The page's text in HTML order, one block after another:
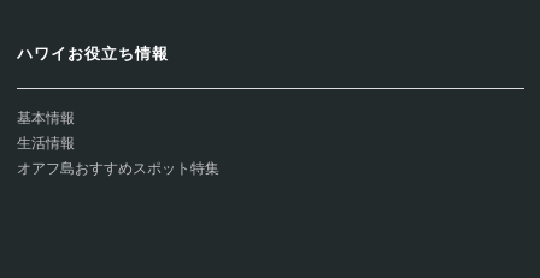
ハワイお役立ち情報
基本情報
生活情報
オアフ島おすすめスポット特集